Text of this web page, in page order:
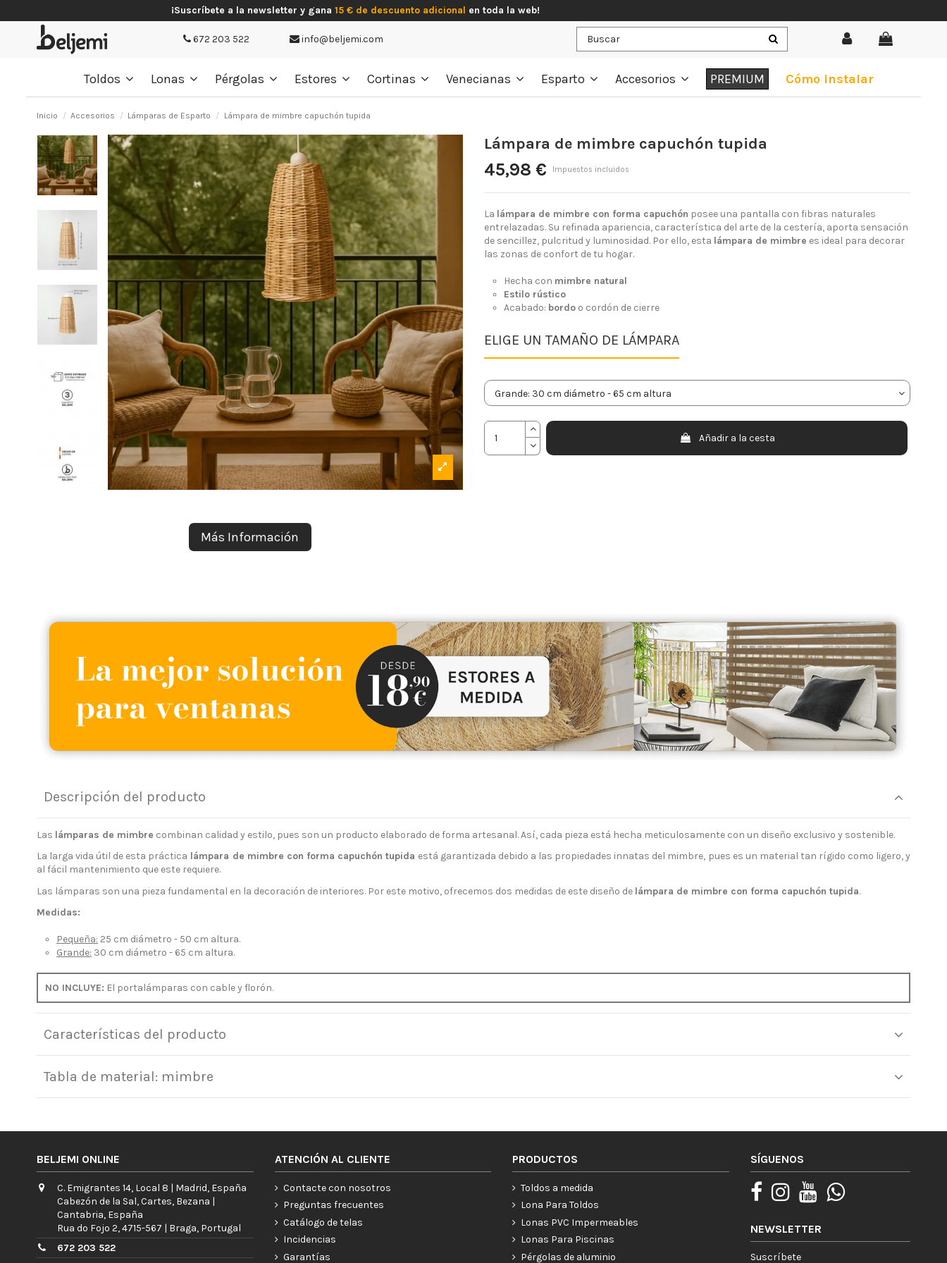
¡Suscríbete a la newsletter y gana 15 € de descuento adicional en toda la web!
672 203 522 info@beljemi.com
Toldos Lonas Pérgolas Estores Cortinas Venecianas Esparto Accesorios PREMIUM Cómo instalar
Inicio Accesorios Lámparas de Esparto Lámpara de mimbre capuchón tupida
Lámpara de mimbre capuchón tupida
45,98 € Impuestos incluidos
La lámpara de mimbre con forma capuchón posee una pantalla con fibras naturales
entrelazadas. Su refinada apariencia, característica del arte de la cestería, aporta sensación
de sencillez, pulcritud y luminosidad. Por ello, esta lámpara de mimbre es ideal para decorar
las zonas de confort de tu hogar.
Hecha con mimbre natural
Estilo rústico
Acabado: bordo o cordón de cierre
ELIGE UN TAMAÑO DE LÁMPARA
Añadir a la cesta
Descripción del producto
Las lámparas de mimbre combinan calidad y estilo, pues son un producto elaborado de forma artesanal. Así, cada pieza está hecha meticulosamente con un diseño exclusivo y sostenible.
La larga vida útil de esta práctica lámpara de mimbre con forma capuchón tupida está garantizada debido a las propiedades innatas del mimbre, pues es un material tan rígido como ligero, y
al fácil mantenimiento que este requiere.
Las lámparas son una pieza fundamental en la decoración de interiores. Por este motivo, ofrecemos dos medidas de este diseño de lámpara de mimbre con forma capuchón tupida.
Medidas:
Pequeña: 25 cm diámetro - 50 cm altura.
Grande: 30 cm diámetro - 65 cm altura.
NO INCLUYE: El portalámparas con cable y florón.
Características del producto
Tabla de material: mimbre
BELJEMI ONLINE
C. Emigrantes 14, Local 8 | Madrid, España
Cabezón de la Sal, Cartes, Bezana |
Cantabria, España
Rua do Fojo 2, 4715-567 | Braga, Portugal
672 203 522
ATENCIÓN AL CLIENTE
Contacte con nosotros
Preguntas frecuentes
Catálogo de telas
Incidencias
Garantías
PRODUCTOS
Toldos a medida
Lona Para Toldos
Lonas PVC Impermeables
Lonas Para Piscinas
Pérgolas de aluminio
SÍGUENOS
NEWSLETTER
Suscríbete